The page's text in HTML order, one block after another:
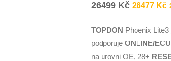
26499Kč 26477 Kč
TOPDON Phoenix
podporuje ONLINE/
na úrovni OE, 28+